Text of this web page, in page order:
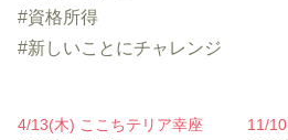
#資格所得
#新しいことにチャレンジ
4/13(木) ここちテリア幸座
11/